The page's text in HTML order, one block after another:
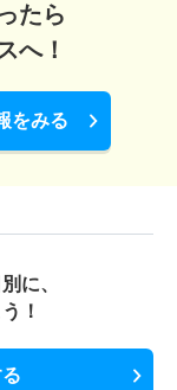
たら
へ！
をみる
に、
！